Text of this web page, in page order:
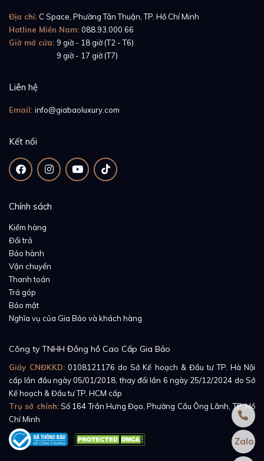
Không dừng lại ở đó, điểm nhấn mặt số đồng hồ hiển
và vòng tròn báo lịch moonphase góc 9 giờ được
thưởng khách ấn tượng ngay từ cái nhìn đầu tiên. Bên
La Mã màu đen đậm nét được theo dõi qua bộ kim
hình thanh kiếm ở trung tâm giữ vững vẻ hoài cổ,
trang nhã, trung tâm đồng hồ còn nổi bật những
trong trẻo, người xem hoàn toàn có thể chiêm ngưỡng
vẻ đẹp hoàn hảo của toàn bộ mặt số màu bạc bên
dưới.
Bên trong lớp vỏ kháng nước ở độ sâu 30m là bộ máy
automatic đang vận hành mạnh mẽ có chức năng
cung cấp năng lượng và độ ổn định cho các hiển thị
Địa chỉ: C Space, Phường Tân Thuận, TP. Hồ Chí Minh
Hotline Miền Nam: 088.93.000.66
Giờ mở cửa: 9 giờ - 18 giờ (T2 - T6)
9 giờ - 17 giờ (T7)
Liên hệ
Email: info@giabaoluxury.com
Kết nối
Chính sách
Kiểm hàng
Đổi trả
Bảo hành
Vận chuyển
Thanh toán
Trả góp
Bảo mật
Nghĩa vụ của Gia Bảo và khách hàng
Công ty TNHH Đồng hồ Cao Cấp Gia Bảo
Giấy CNĐKKD: 0108121176 do Sở Kế hoạch & Đầu tư TP. Hà Nội
cấp lần đầu ngày 05/01/2018, thay đổi lần 6 ngày 25/12/2024 do Sở
Kế hoạch & Đầu tư TP. HCM cấp
Trụ sở chính:Số 164 Trần Hưng Đạo, Phường Cầu Ông Lãnh, TP. Hồ
Chí Minh
Zalo